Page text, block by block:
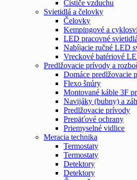
Čističe vzduchu
Svietidlá a čelovky
Čelovky
Kempingové a
LED pracovné svietidlá
Nabíjacie ručné LED
Vreckové batériové
Predlžovacie prívody a
Domáce predlžovacie
Flexo šnúry
Montované káble 3F
Navijáky (bubny) a
Predlžovacie prívody
Prepäťové ochrany
Priemyselné vidlice
Meracia technika
Termostaty
Termostaty
Detektory
Detektory